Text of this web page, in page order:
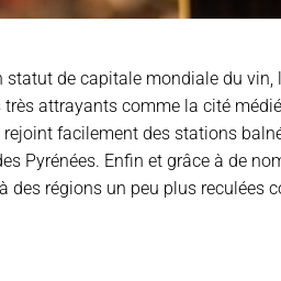
statut de capitale mondiale du
attrayants comme la cité
facilement des stations
Pyrénées. Enfin et grâce à de
des régions un peu plus reculées